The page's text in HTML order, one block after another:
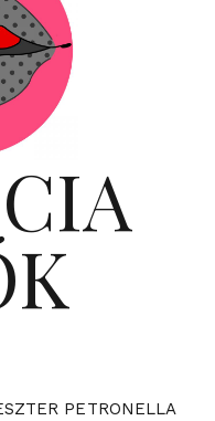
PETRONELLA